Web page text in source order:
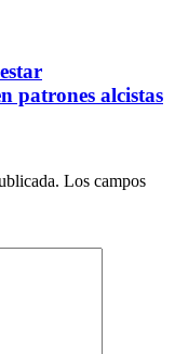
patrones alcistas
Los campos